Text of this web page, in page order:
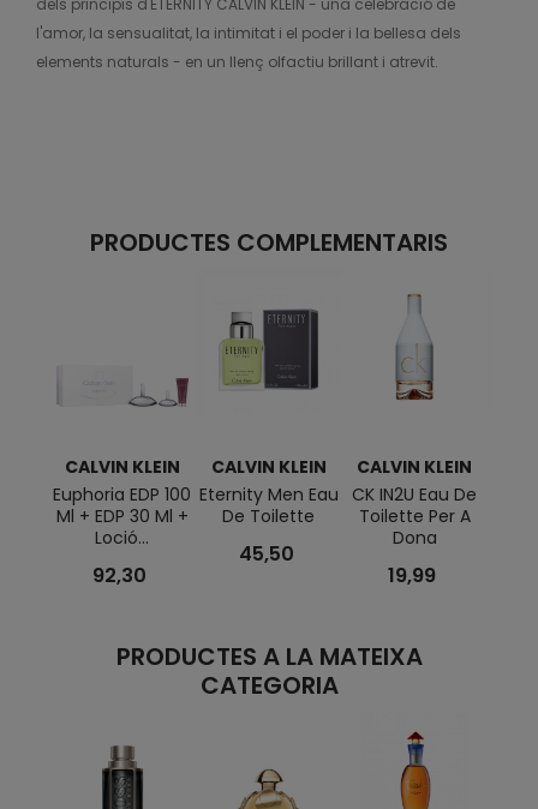
l'amor, la sensualitat, la intimitat i el poder i la bellesa dels
elements naturals - en un llenç olfactiu brillant i atrevit.
PRODUCTES COMPLEMENTARIS
CALVIN KLEIN
Euphoria EDP 100
Ml + EDP 30 Ml +
Loció...
92,30
CALVIN KLEIN
Eternity Men Eau
De Toilette
45,50
CALVIN KLEIN
CK IN2U Eau De
Toilette Per A
Dona
19,99
PRODUCTES A LA MATEIXA
CATEGORIA